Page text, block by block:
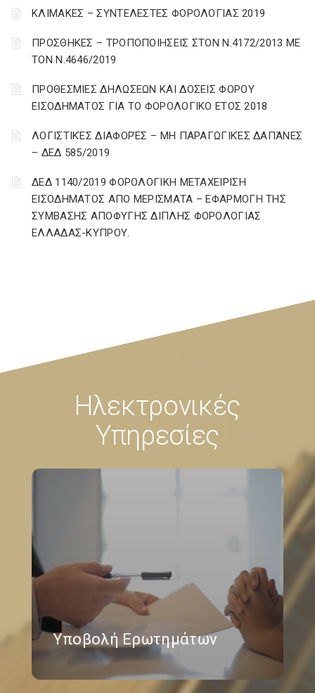
ΚΛΙΜΑΚΕΣ – ΣΥΝΤΕΛΕΣΤΕΣ ΦΟΡΟΛΟΓΙΑΣ 2019
ΠΡΟΣΘΗΚΕΣ – ΤΡΟΠΟΠΟΙΗΣΕΙΣ ΣΤΟΝ Ν.4172/2013 ΜΕ
ΤΟΝ Ν.4646/2019
ΠΡΟΘΕΣΜΙΕΣ ΔΗΛΩΣΕΩΝ ΚΑΙ ΔΟΣΕΙΣ ΦΟΡΟΥ
ΕΙΣΟΔΗΜΑΤΟΣ ΓΙΑ ΤΟ ΦΟΡΟΛΟΓΙΚΟ ΕΤΟΣ 2018
ΛΟΓΙΣΤΙΚΈΣ ΔΙΑΦΟΡΈΣ – ΜΗ ΠΑΡΑΓΩΓΙΚΈΣ ΔΑΠΆΝΕΣ
– ΔΕΔ 585/2019
ΔΕΔ 1140/2019 ΦΟΡΟΛΟΓΙΚΗ ΜΕΤΑΧΕΙΡΙΣΗ
ΕΙΣΟΔΗΜΑΤΟΣ ΑΠΟ ΜΕΡΙΣΜΑΤΑ – ΕΦΑΡΜΟΓΗ ΤΗΣ
ΣΥΜΒΑΣΗΣ ΑΠΟΦΥΓΗΣ ΔΙΠΛΗΣ ΦΟΡΟΛΟΓΙΑΣ
ΕΛΛΑΔΑΣ-ΚΥΠΡΟΥ.
Ηλεκτρονικές
Υπηρεσίες
Υποβολή Ερωτημάτων